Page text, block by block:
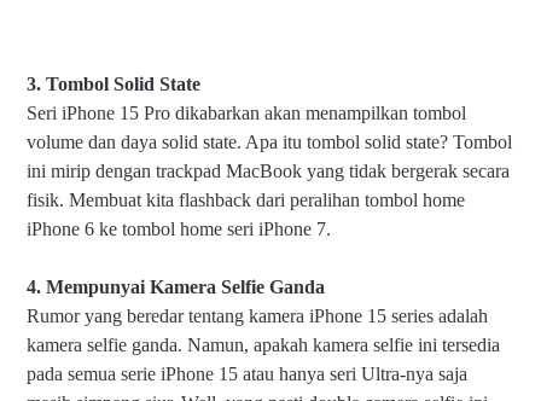
3. Tombol Solid State
Seri iPhone 15 Pro dikabarkan akan menampilkan tombol
volume dan daya solid state. Apa itu tombol solid state? Tombol
ini mirip dengan trackpad MacBook yang tidak bergerak secara
fisik. Membuat kita flashback dari peralihan tombol home
iPhone 6 ke tombol home seri iPhone 7.
4. Mempunyai Kamera Selfie Ganda
Rumor yang beredar tentang kamera iPhone 15 series adalah
kamera selfie ganda. Namun, apakah kamera selfie ini tersedia
pada semua serie iPhone 15 atau hanya seri Ultra-nya saja